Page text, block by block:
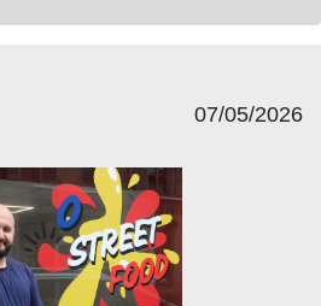
07/05/2026